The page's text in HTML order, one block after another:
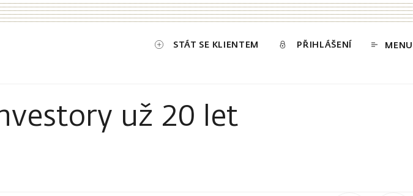
STÁT SE KLIENTEM PŘIHLÁŠENÍ MENU
už 20 let